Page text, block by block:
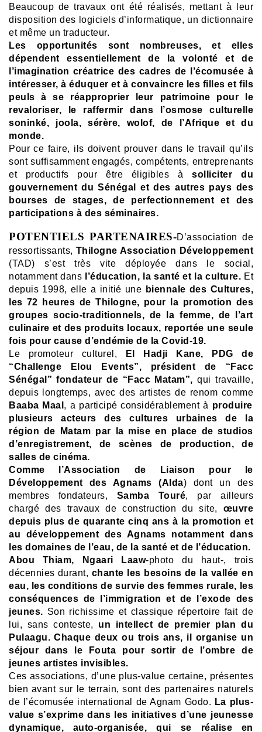
Beaucoup de travaux ont été réalisés, mettant à leur
disposition des logiciels d’informatique, un dictionnaire
et même un traducteur.
Les opportunités sont nombreuses, et elles
dépendent essentiellement de la volonté et de
l’imagination créatrice des cadres de l’écomusée à
intéresser, à éduquer et à convaincre les filles et fils
peuls à se réapproprier leur patrimoine pour le
revaloriser, le raffermir dans l’osmose culturelle
soninké, joola, sérère, wolof, de l’Afrique et du
monde.
Pour ce faire, ils doivent prouver dans le travail qu’ils
sont suffisamment engagés, compétents, entreprenants
et productifs pour être éligibles àsolliciter du
gouvernement du Sénégal et des autres pays des
bourses de stages, de perfectionnement et des
participations à des séminaires.
POTENTIELS PARTENAIRES-D’association de
ressortissants, Thilogne Association Développement
(TAD) s’est très vite déployée dans le social,
notamment dans l’éducation, la santé et la culture. Et
depuis 1998, elle a initié une biennale des Cultures,
les 72 heures de Thilogne, pour la promotion des
groupes socio-traditionnels, de la femme, de l’art
culinaire et des produits locaux, reportée une seule
fois pour cause d’endémie de la Covid-19.
Le promoteur culturel,
El Hadji Kane, PDG de
“Challenge Elou Events”, président de “Facc
Sénégal” fondateur de “Facc Matam”, qui travaille,
depuis longtemps, avec des artistes de renom comme
Baaba Maal , a participé considérablement à produire
plusieurs acteurs des cultures urbaines de la
région de Matam par la mise en place de studios
d’enregistrement, de scènes de production, de
salles de cinéma.
Comme l’Association de Liaison pour le
Développement des Agnams (Alda) dont un des
membres fondateurs, Samba Touré, par ailleurs
chargé des travaux de construction du site, œuvre
depuis plus de quarante cinq ans à la promotion et
au développement des Agnams notamment dans
les domaines de l’eau, de la santé et de l’éducation.
Abou Thiam, Ngaari Laaw-photo du haut-, trois
décennies durant, chante les besoins de la vallée en
eau, les conditions de survie des femmes rurale, les
conséquences de l’immigration et de l’exode des
jeunes. Son richissime et classique répertoire fait de
lui, sans conteste, un intellect de premier plan du
Pulaagu. Chaque deux ou trois ans, il organise un
séjour dans le Fouta pour sortir de l’ombre de
jeunes artistes invisibles.
Ces associations, d’une plus-value certaine, présentes
bien avant sur le terrain, sont des partenaires naturels
de l’écomusée international de Agnam Godo. La plus-
value s’exprime dans les initiatives d’une jeunesse
dynamique, auto-organisée, qui se réalise en